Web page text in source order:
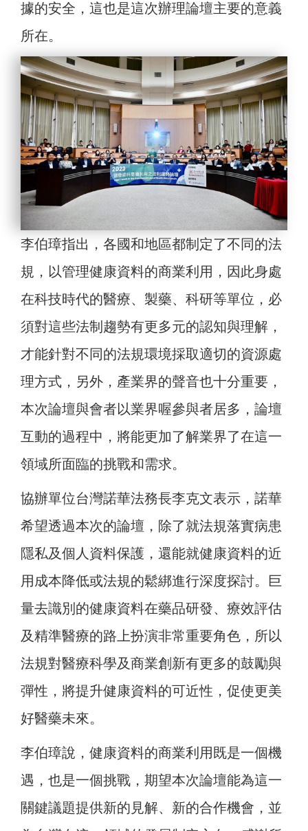
據的安全，這也是這次辦理論壇主要的意義
所在。
李伯璋指出，各國和地區都制定了不同的法
規，以管理健康資料的商業利用，因此身處
在科技時代的醫療、製藥、科研等單位，必
須對這些法制趨勢有更多元的認知與理解，
才能針對不同的法規環境採取適切的資源處
理方式，另外，產業界的聲音也十分重要，
本次論壇與會者以業界喔參與者居多，論壇
互動的過程中，將能更加了解業界了在這一
領域所面臨的挑戰和需求。
協辦單位台灣諾華法務長李克文表示，諾華
希望透過本次的論壇，除了就法規落實病患
隱私及個人資料保護，還能就健康資料的近
用成本降低或法規的鬆綁進行深度探討。巨
量去識別的健康資料在藥品研發、療效評估
及精準醫療的路上扮演非常重要角色，所以
法規對醫療科學及商業創新有更多的鼓勵與
彈性，將提升健康資料的可近性，促使更美
好醫藥未來。
李伯璋說，健康資料的商業利用既是一個機
遇，也是一個挑戰，期望本次論壇能為這一
關鍵議題提供新的見解、新的合作機會，並